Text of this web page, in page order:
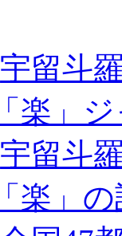
宇留斗
楽」
宇留斗
楽」